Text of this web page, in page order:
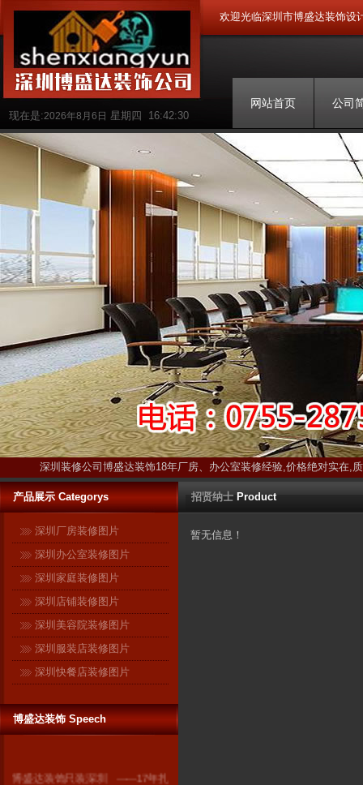
欢迎光临深圳市博盛达装饰设
现在是:2026年8月6日 星期四 16:42:30
公司
网站首页
深圳装修公司博盛达装饰18年厂房、办公室装修经验,价格绝对实在,
产品展示 Categorys
深圳厂房装修图片
深圳办公室装修图片
深圳家庭装修图片
深圳店铺装修图片
深圳美容院装修图片
深圳服装店装修图片
深圳快餐店装修图片
博盛达装饰 Speech
博盛达装饰只装深圳 ------17年扎
招贤纳士 Product
暂无信息！